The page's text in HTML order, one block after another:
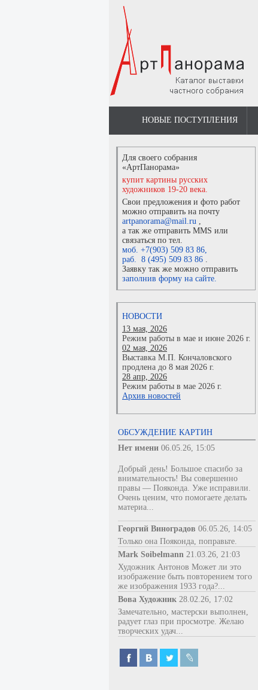
НОВЫЕ ПОСТУПЛЕНИЯ
Для своего собрания
«АртПанорама»
купит картины русских
художников 19-20 века.
Свои предложения и фото работ
можно отправить на почту
artpanorama@mail.ru ,
а так же отправить MMS или
связаться по тел.
моб. +7(903) 509 83 86,
раб. 8 (495) 509 83 86 .
Заявку так же можно отправить
заполнив форму на сайте.
НОВОСТИ
13 мая, 2026
Режим работы в мае и июне 2026 г.
02 мая, 2026
Выставка М.П. Кончаловского
продлена до 8 мая 2026 г.
28 апр, 2026
Режим работы в мае 2026 г.
Архив новостей
ОБСУЖДЕНИЕ КАРТИН
Нет имени 06.05.26, 15:05
Добрый день! Большое спасибо за
внимательность! Вы совершенно
правы — Пояконда. Уже исправили.
Очень ценим, что помогаете делать
материа...
Георгий Виноградов 06.05.26, 14:05
Только она Пояконда, поправьте.
Mark Soibelmann 21.03.26, 21:03
Художник Антонов Может ли это
изображение быть повторением того
же изображения 1933 года?...
Вова Художник 28.02.26, 17:02
Замечательно, мастерски выполнен,
радует глаз при просмотре. Желаю
творческих удач...